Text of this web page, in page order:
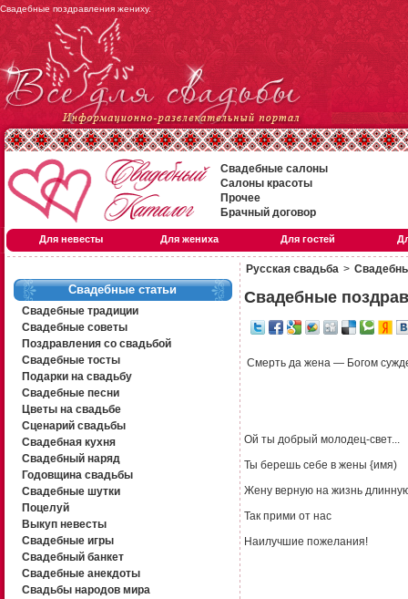
Свадебные поздравления жениху.
Свадебные салоны
Салоны красоты
Прочее
Брачный договор
Для невесты Для жениха Для гостей
Свадебные статьи
Свадебные традиции
Свадебные советы
Поздравления со свадьбой
Свадебные тосты
Подарки на свадьбу
Свадебные песни
Цветы на свадьбе
Сценарий свадьбы
Свадебная кухня
Свадебный наряд
Годовщина свадьбы
Свадебные шутки
Поцелуй
Выкуп невесты
Свадебные игры
Свадебный банкет
Свадебные анекдоты
Свадьбы народов мира
Русская свадьба >
Свадебные
Смерть да жена — Богом
Ой ты добрый молодец-свет...
Ты берешь себе в жены {имя)
Жену верную на жизнь
Так прими от нас
Наилучшие пожелания!